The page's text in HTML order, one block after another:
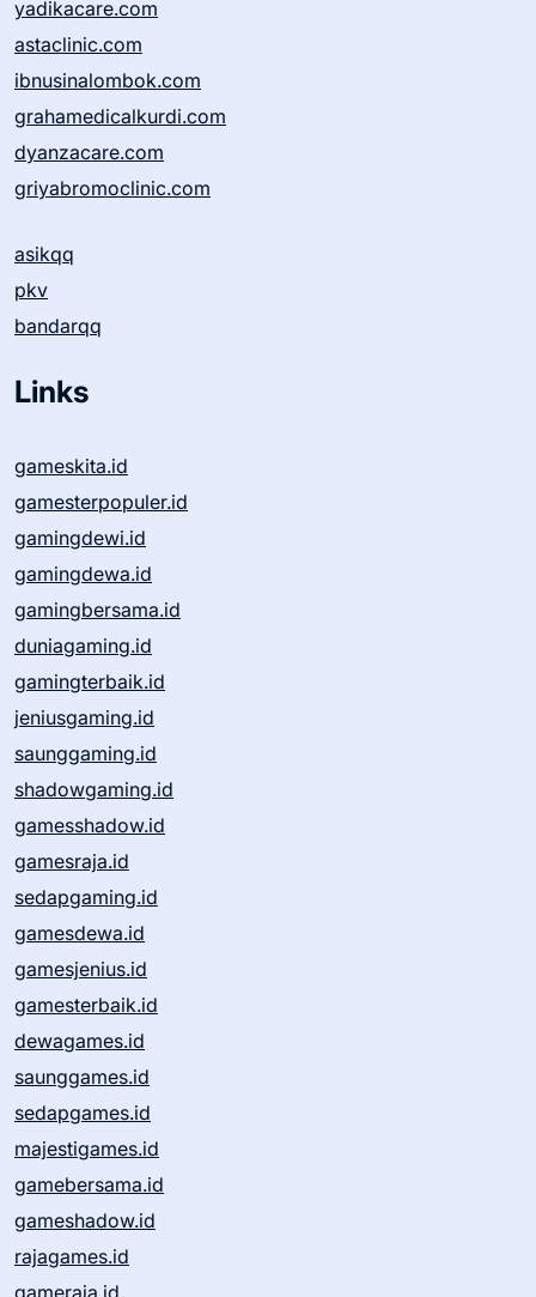
yadikacare.com
astaclinic.com
ibnusinalombok.com
grahamedicalkurdi.com
dyanzacare.com
griyabromoclinic.com
asikqq
pkv
bandarqq
Links
gameskita.id
gamesterpopuler.id
gamingdewi.id
gamingdewa.id
gamingbersama.id
duniagaming.id
gamingterbaik.id
jeniusgaming.id
saunggaming.id
shadowgaming.id
gamesshadow.id
gamesraja.id
sedapgaming.id
gamesdewa.id
gamesjenius.id
gamesterbaik.id
dewagames.id
saunggames.id
sedapgames.id
majestigames.id
gamebersama.id
gameshadow.id
rajagames.id
gameraja.id